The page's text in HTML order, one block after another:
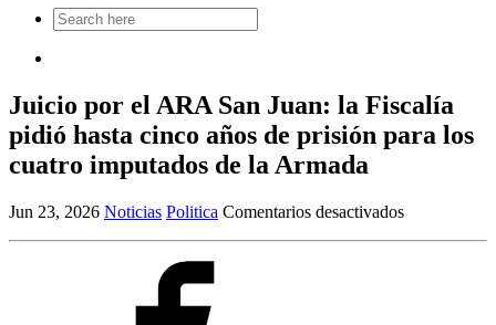
Search
for:
Juicio por el ARA San Juan: la Fiscalía
pidió hasta cinco años de prisión para los
cuatro imputados de la Armada
Jun 23, 2026 Noticias Politica Comentarios desactivadosen